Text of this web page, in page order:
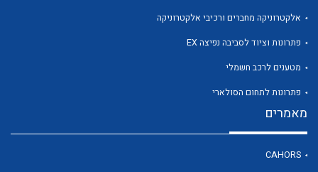
לכל מוצרי היצרן
אלקטרוניקה מחברים ורכיבי אלקטרוניקה
פתרונות וציוד לסביבה נפיצה EX
מטענים לרכב חשמלי
פתרונות לתחום הסולארי
מאמרים
CAHORS